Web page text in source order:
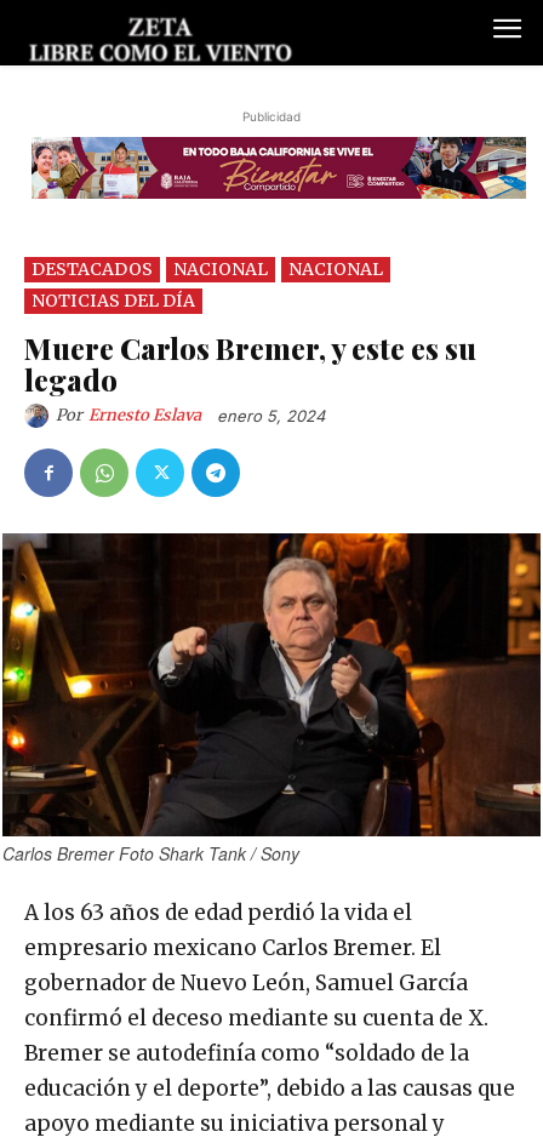
Publicidad
DESTACADOS NACIONAL
NACIONAL
NOTICIAS DEL DÍA
Muere Carlos Bremer, y este es su
legado
Por Ernesto Eslava
Carlos Bremer Foto Shark Tank / Sony
A los 63 años de edad perdió la vida el
empresario mexicano Carlos Bremer. El
gobernador de Nuevo León, Samuel García
confirmó el deceso mediante su cuenta de X.
Bremer se autodefinía como “soldado de la
educación y el deporte”, debido a las causas que
apoyo mediante su iniciativa personal y